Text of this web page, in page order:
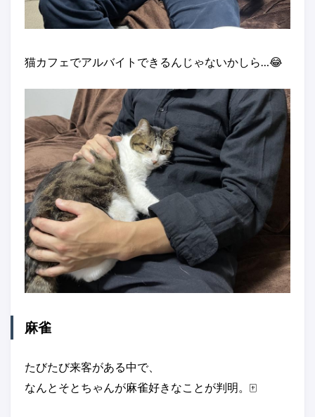
猫カフェでアルバイトできるんじゃないかしら…😂
麻雀
たびたび来客がある中で、
なんとそとちゃんが麻雀好きなことが判明。🀄️